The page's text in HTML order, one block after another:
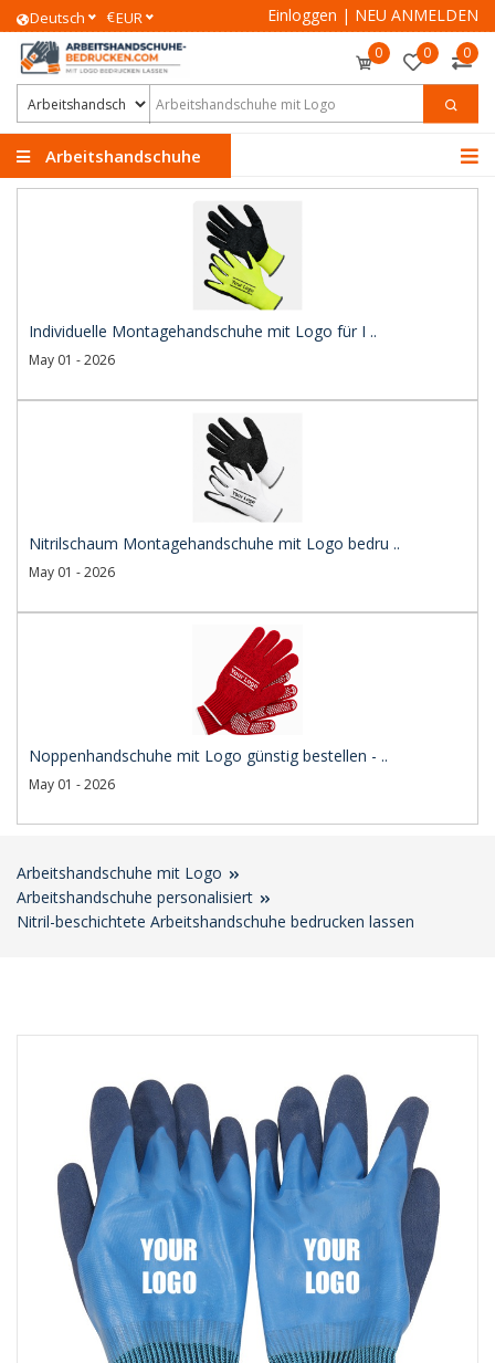
Deutsch €EUR Einloggen | NEU ANMELDEN
0 0 0
Arbeitshandschuhe
Individuelle Montagehandschuhe mit Logo für I ..
May 01 - 2026
Nitrilschaum Montagehandschuhe mit Logo bedru ..
May 01 - 2026
Noppenhandschuhe mit Logo günstig bestellen - ..
May 01 - 2026
Arbeitshandschuhe mit Logo
Arbeitshandschuhe personalisiert
Nitril-beschichtete Arbeitshandschuhe bedrucken lassen